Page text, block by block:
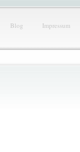
Blog Impressum